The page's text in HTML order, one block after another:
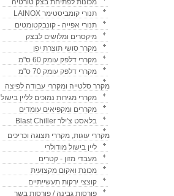
מכונות לפתיחת בצק טורטיה
תנורי קומביסטימר LAINOX
תנורי אפייה - קונבקטומטים
מיקסרים ומלושים לבצק
מקרר סושי תוצרת יפן
מקררי דלפק עומק 60 ס"מ
מקררי דלפק עומק 70 ס"מ
מקרר סלטייה ומקררי עבודה לפיצה
מקררי מגירות נמוכים לליין בישול
מקררים ומקפיאים עומדים
בלאסט צ'ילר Blast Chiller
מקררי עוגות, מקררי תצוגה וכריכים
ליין בישול מודולרי
מעבדי מזון - קטרים
מכונת ואקום מקצועית
קוצצי ירקות תעשייתיים
פורסות גבינה / פורסות בשר